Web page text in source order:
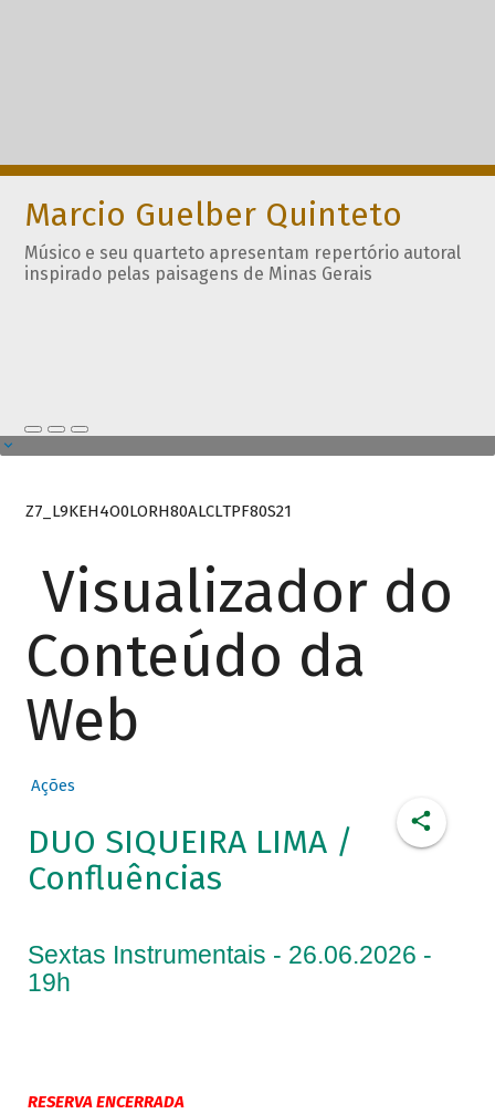
Marcio Guelber Quinteto
Músico e seu quarteto apresentam repertório autoral
inspirado pelas paisagens de Minas Gerais
Z7_L9KEH4O0LORH80ALCLTPF80S21
Visualizador do
Conteúdo da
Web
Ações
DUO SIQUEIRA LIMA /
Confluências
Sextas Instrumentais - 26.06.2026 -
19h
RESERVA ENCERRADA